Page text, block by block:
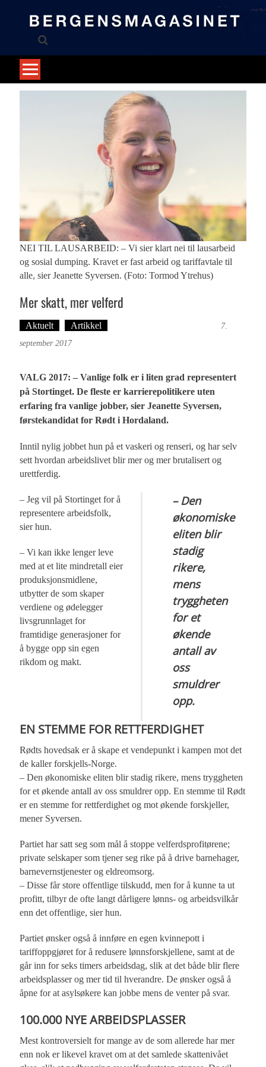
NEI TIL LAUSARBEID: – Vi sier klart nei til lausarbeid
og sosial dumping. Kravet er fast arbeid og tariffavtale til
alle, sier Jeanette Syversen. (Foto: Tormod Ytrehus)
Mer skatt, mer velferd
Aktuelt Artikkel
7.
september 2017
VALG 2017: – Vanlige folk er i liten grad representert
på Stortinget. De fleste er karrierepolitikere uten
erfaring fra vanlige jobber, sier Jeanette Syversen,
førstekandidat for Rødt i Hordaland.
Inntil nylig jobbet hun på et vaskeri og renseri, og har selv
sett hvordan arbeidslivet blir mer og mer brutalisert og
urettferdig.
– Den
økonomiske
eliten blir
stadig
rikere,
mens
tryggheten
for et
økende
antall av
oss
smuldrer
opp.
– Jeg vil på Stortinget for å
representere arbeidsfolk,
sier hun.
– Vi kan ikke lenger leve
med at et lite mindretall eier
produksjonsmidlene,
utbytter de som skaper
verdiene og ødelegger
livsgrunnlaget for
framtidige generasjoner for
å bygge opp sin egen
rikdom og makt.
EN STEMME FOR RETTFERDIGHET
Rødts hovedsak er å skape et vendepunkt i kampen mot det
de kaller forskjells-Norge.
– Den økonomiske eliten blir stadig rikere, mens tryggheten
for et økende antall av oss smuldrer opp. En stemme til Rødt
er en stemme for rettferdighet og mot økende forskjeller,
mener Syversen.
Partiet har satt seg som mål å stoppe velferdsprofitørene;
private selskaper som tjener seg rike på å drive barnehager,
barnevernstjenester og eldreomsorg.
– Disse får store offentlige tilskudd, men for å kunne ta ut
profitt, tilbyr de ofte langt dårligere lønns- og arbeidsvilkår
enn det offentlige, sier hun.
Partiet ønsker også å innføre en egen kvinnepott i
tariffoppgjøret for å redusere lønnsforskjellene, samt at de
går inn for seks timers arbeidsdag, slik at det både blir flere
arbeidsplasser og mer tid til hverandre. De ønsker også å
åpne for at asylsøkere kan jobbe mens de venter på svar.
100.000 NYE ARBEIDSPLASSER
Mest kontroversielt for mange av de som allerede har mer
enn nok er likevel kravet om at det samlede skattenivået